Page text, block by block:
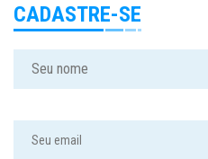
CADASTRE-SE